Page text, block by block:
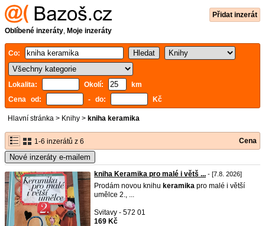
Přidat inzerát
Oblíbené inzeráty, Moje inzeráty
Co:
Lokalita: Okolí:
km
Cena od:
- do: Kč
Hlavní stránka > Knihy > kniha keramika
1-6 inzerátů z 6 Cena
Nové inzeráty e-mailem
kniha Keramika pro malé i větš ... - [7.8. 2026]
Prodám novou knihu keramika pro malé i větší
umělce 2., ...
Svitavy - 572 01
169 Kč